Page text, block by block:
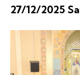
27/12/2025